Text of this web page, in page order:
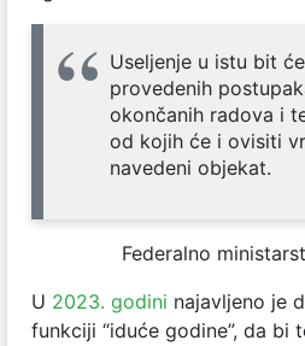
Useljenje u istu bit
provedenih
okončanih radova i
od kojih će i ovisiti
navedeni objekat.
Federalno
U 2023. godini najavljeno je
funkciji “iduće godine”, da bi